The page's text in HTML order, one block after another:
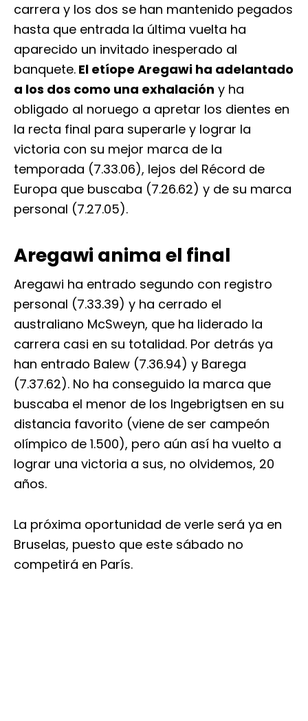
carrera y los dos se han mantenido pegados
hasta que entrada la última vuelta ha
aparecido un invitado inesperado al
banquete. El etíope Aregawi ha adelantado
a los dos como una exhalación y ha
obligado al noruego a apretar los dientes en
la recta final para superarle y lograr la
victoria con su mejor marca de la
temporada (7.33.06), lejos del Récord de
Europa que buscaba (7.26.62) y de su marca
personal (7.27.05).
Aregawi anima el final
Aregawi ha entrado segundo con registro
personal (7.33.39) y ha cerrado el
australiano McSweyn, que ha liderado la
carrera casi en su totalidad. Por detrás ya
han entrado Balew (7.36.94) y Barega
(7.37.62). No ha conseguido la marca que
buscaba el menor de los Ingebrigtsen en su
distancia favorito (viene de ser campeón
olímpico de 1.500), pero aún así ha vuelto a
lograr una victoria a sus, no olvidemos, 20
años.
La próxima oportunidad de verle será ya en
Bruselas, puesto que este sábado no
competirá en París.